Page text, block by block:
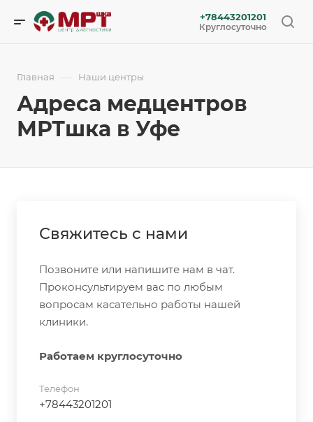
+78443201201
Круглосуточно
Главная — Наши центры
Адреса медцентров
МРТшка в Уфе
Свяжитесь с нами
Позвоните или напишите нам в чат.
Проконсультируем вас по любым
вопросам касательно работы нашей
клиники.
Работаем круглосуточно
Телефон
+78443201201